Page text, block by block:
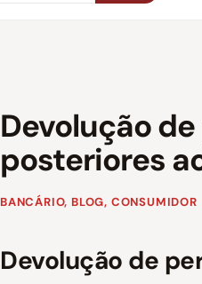
Devolução
posteriores
BANCÁRIO, BLOG, CONSUMIDOR
Devolução de